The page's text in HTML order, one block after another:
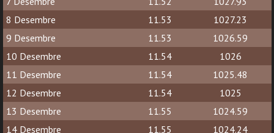
8 Desembre
11.53
1027.23
9 Desembre
11.53
1026.59
10 Desembre
11.54
1026
11 Desembre
11.54
1025.48
12 Desembre
11.54
1025
13 Desembre
11.55
1024.59
14 Desembre
11.55
1024.24